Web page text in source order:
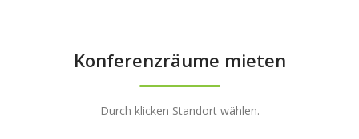
Konferenzräume mieten
Durch klicken Standort wählen.